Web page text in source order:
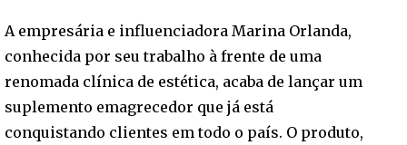
A empresária e influenciadora Marina Orlanda,
conhecida por seu trabalho à frente de uma
renomada clínica de estética, acaba de lançar um
suplemento emagrecedor que já está
conquistando clientes em todo o país. O produto,